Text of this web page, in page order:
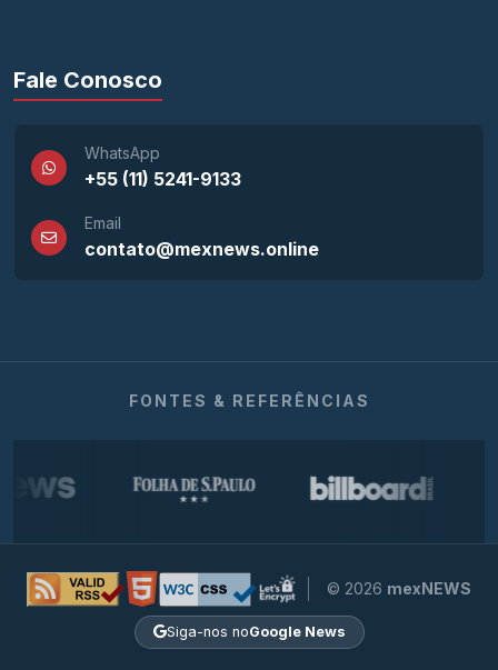
Fale Conosco
WhatsApp
+55 (11) 5241-9133
Email
contato@mexnews.online
FONTES & REFERÊNCIAS
© 2026 mexNEWS
Siga-nos noGoogle News